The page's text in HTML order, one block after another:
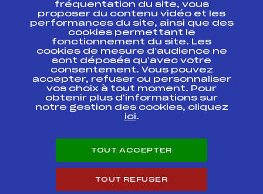
Ressources
Pass’Neige
Projet sportif fédéral
Projet de performance fédéral
Antidopage
Pôle Développement, Formation, Suivi
Scientifique
Listes ministérielles
Pôle vie de l’athlète
Enseignement professionnel
Carrières
fréquentation du site, vous
proposer du contenu vidéo et les
performances du site, ainsi que des
cookies permettant le
fonctionnement du site. Les
cookies de mesure d’audience ne
sont déposés qu’avec votre
consentement. Vous pouvez
accepter, refuser ou personnaliser
vos choix à tout moment. Pour
obtenir plus d'informations sur
notre gestion des cookies, cliquez
ici.
TOUT ACCEPTER
TOUT REFUSER